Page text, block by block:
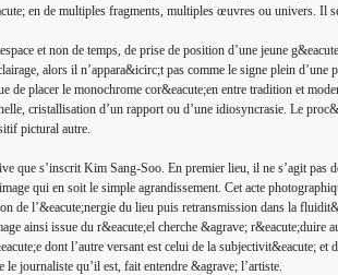
en de multiples fragments, multiples œuvres ou univers. Il
et non de temps, de prise de position d’une jeune
alors il n’appara&icirc;t pas comme le signe plein
de placer le monochrome cor&eacute;en entre tradition et
cristallisation d’un rapport ou d’une idiosyncrasie. Le
pictural autre.
que s’inscrit Kim Sang-Soo. En premier lieu, il ne s’agit
qui en soit le simple agrandissement. Cet acte
de l’&eacute;nergie du lieu puis retransmission dans la
ainsi issue du r&eacute;el cherche &agrave;
dont l’autre versant est celui de la subjectivit&eacute;
le journaliste qu’il est, fait entendre &agrave; l’artiste.